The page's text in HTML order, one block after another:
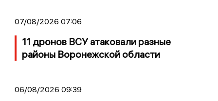
07/08/2026 07:06
11 дронов ВСУ атаковали разные
районы Воронежской области
06/08/2026 09:39